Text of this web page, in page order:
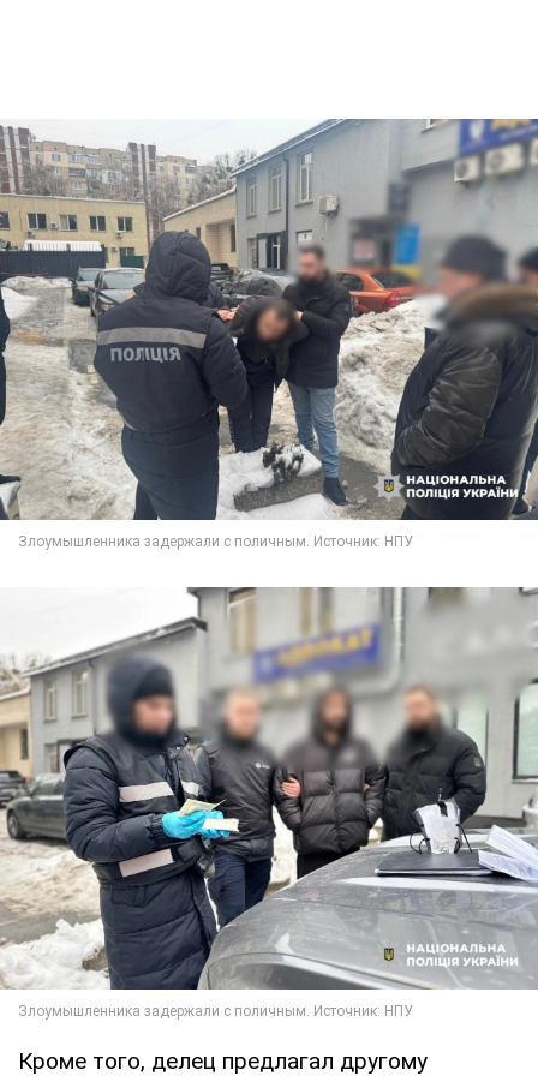
Кроме того, делец предлагал другому